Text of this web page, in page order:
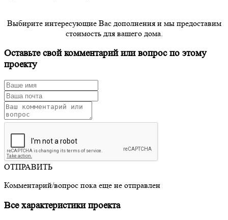
Выбирите интересующие Вас дополнения и мы предоставим
стоимость для вашего дома.
Оставьте свой комментарий или вопрос по этому
проекту
ОТПРАВИТЬ
Комментарий/вопрос пока еще не отправлен
Все характеристики проекта